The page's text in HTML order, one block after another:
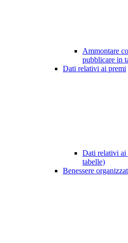
Ammontare
pubblicare in
Dati relativi ai premi
Dati relativi ai
tabelle)
Benessere